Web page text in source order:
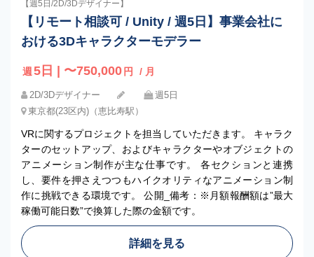
【週5日/2D/3Dデザイナー】
【リモート相談可 / Unity / 週5日】事業会社に
おける3Dキャラクターモデラー
週 5日 | 〜750,000 円 / 月
2D/3Dデザイナー
週5日
東京都(23区内)（恵比寿駅）
VRに関するプロジェクトを担当していただきます。 キャラク
ターのセットアップ、およびキャラクターやオブジェクトの
アニメーション制作が主な仕事です。 各セクションと連携
し、要件を押さえつつもハイクオリティなアニメーション制
作に挑戦できる環境です。 公開_備考：※月額報酬額は”最大
稼働可能日数”で換算した際の金額です。
詳細を見る